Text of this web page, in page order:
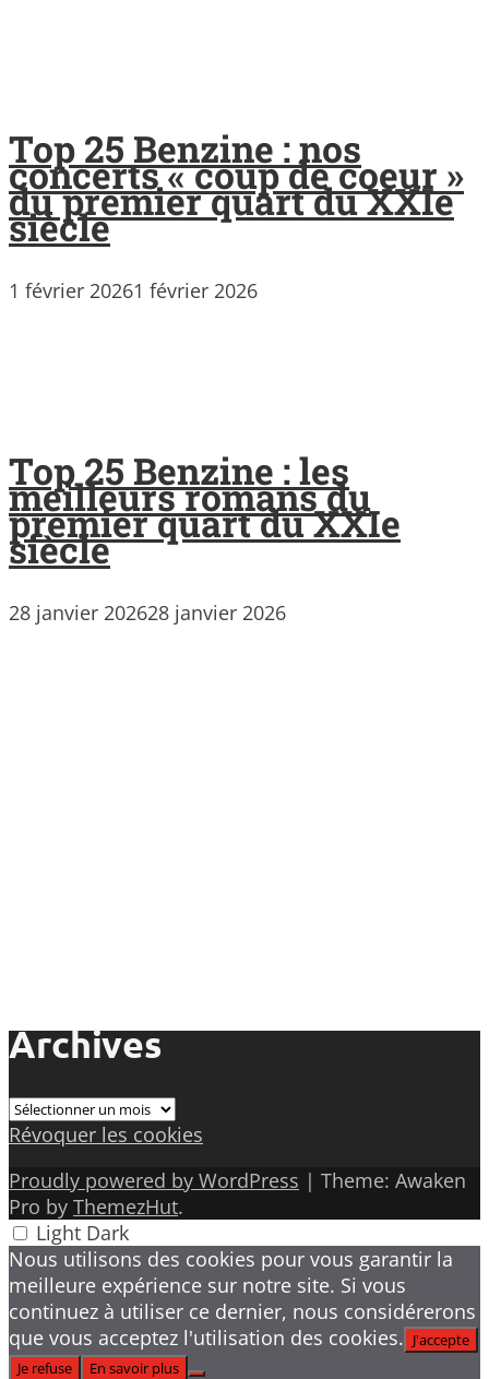
Top 25 Benzine : nos
concerts « coup de coeur »
du premier quart du XXIe
siècle
1 février 20261 février 2026
Top 25 Benzine : les
meilleurs romans du
premier quart du XXIe
siècle
28 janvier 202628 janvier 2026
Archives
Archives
Révoquer les cookies
Proudly powered by WordPress | Theme: Awaken
Pro by ThemezHut.
Light Dark
Nous utilisons des cookies pour vous garantir la
meilleure expérience sur notre site. Si vous
continuez à utiliser ce dernier, nous considérerons
que vous acceptez l'utilisation des cookies. J'accepte
Je refuse
En savoir plus